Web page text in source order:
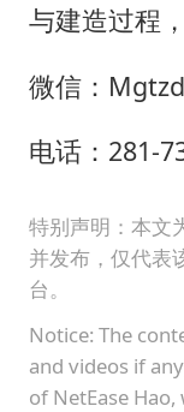
与建造过程
微信：
电话：281-
特别声明：本文
并发布，仅代表
台。
Notice: The
and videos if
of NetEase